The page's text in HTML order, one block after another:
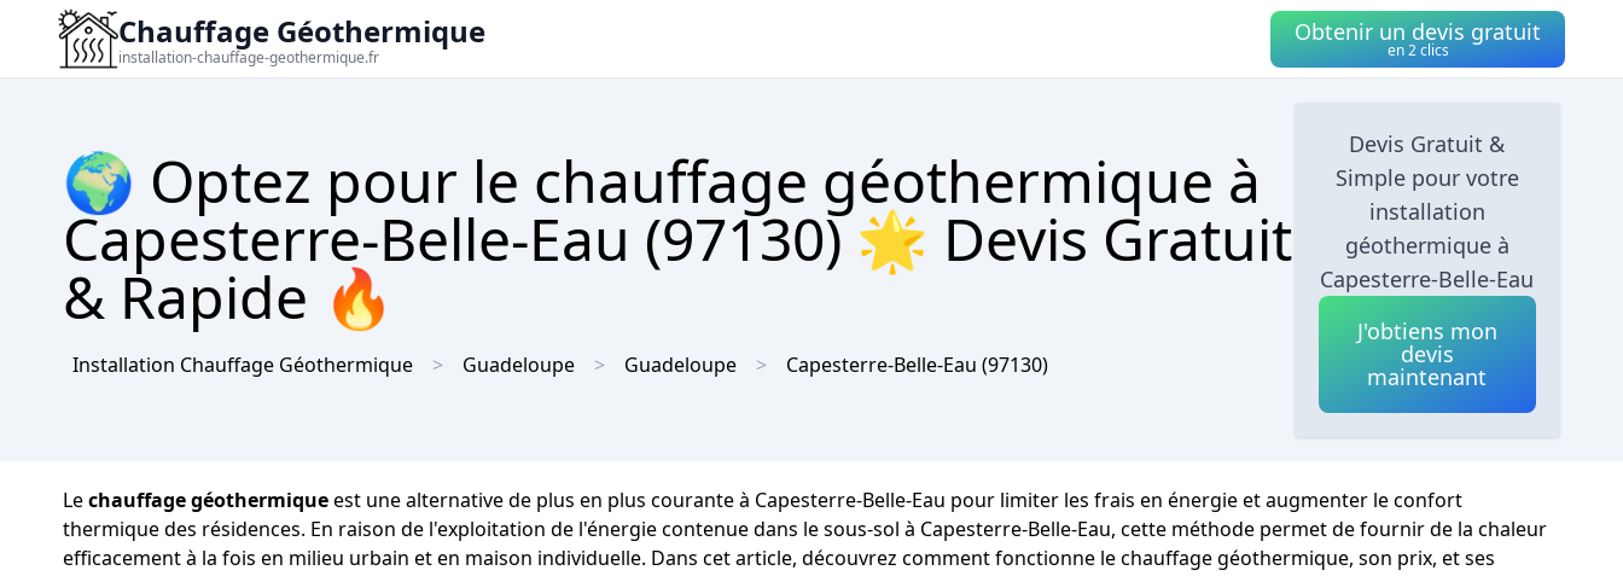
Chauffage Géothermique
installation-chauffage-geothermique.fr
Obtenir un devis gratuit
en 2 clics
🌍 Optez pour le chauffage géothermique à
Capesterre-Belle-Eau (97130) 🌟 Devis Gratuit
& Rapide 🔥
Installation Chauffage Géothermique Guadeloupe Guadeloupe Capesterre-Belle-Eau (97130)
Devis Gratuit &
Simple pour votre
installation
géothermique à
Capesterre-Belle-Eau
J'obtiens mon
devis
maintenant
Lechauffage géothermiqueest une alternative de plus en plus courante à Capesterre-Belle-Eau pour limiter les frais en énergie et augmenter le confort
thermique des résidences. En raison de l'exploitation de l'énergie contenue dans le sous-sol à Capesterre-Belle-Eau, cette méthode permet de fournir de la chaleur
efficacement à la fois en milieu urbain et en maison individuelle. Dans cet article, découvrez comment fonctionne le chauffage géothermique, son prix, et ses